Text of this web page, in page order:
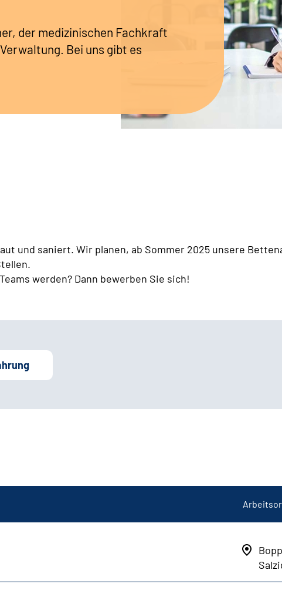
der medizinischen Fachkraft
Bei uns gibt es
und saniert. Wir planen, ab Sommer 2025 unsere
werden? Dann bewerben Sie sich!